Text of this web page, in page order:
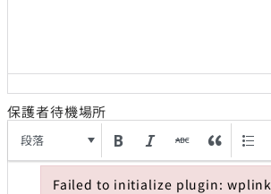
保護者待機場所
段落
Failed to initialize plugin: wplink